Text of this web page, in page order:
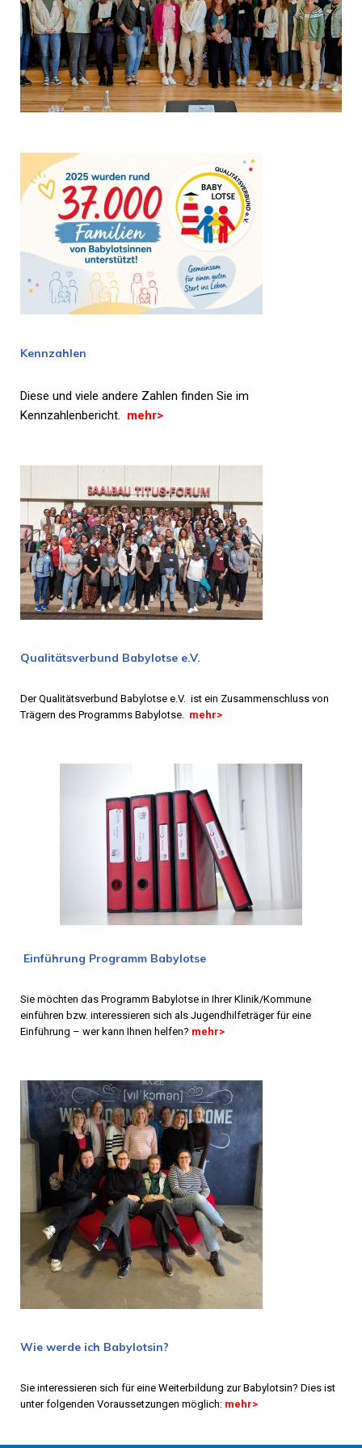
Kennzahlen
Diese und viele andere Zahlen finden Sie im
Kennzahlenbericht. mehr>
Qualitätsverbund Babylotse e.V.
Der Qualitätsverbund Babylotse e.V. ist ein Zusammenschluss von
Trägern des Programms Babylotse. mehr>
Einführung Programm Babylotse
Sie möchten das Programm Babylotse in Ihrer Klinik/Kommune
einführen bzw. interessieren sich als Jugendhilfeträger für eine
Einführung – wer kann Ihnen helfen? mehr>
Wie werde ich Babylotsin?
Sie interessieren sich für eine Weiterbildung zur Babylotsin? Dies ist
unter folgenden Voraussetzungen möglich: mehr>